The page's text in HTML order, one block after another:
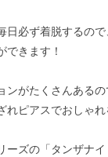
日必ず着脱するの
できます！
ンがたくさんある
れピアスでおしゃ
ズの「タンザナイ